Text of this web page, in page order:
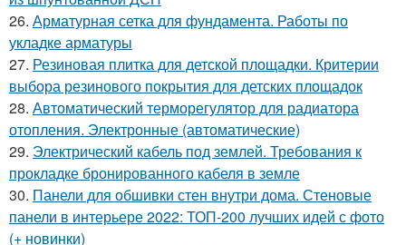
26. Арматурная сетка для фундамента. Работы по
укладке арматуры
27. Резиновая плитка для детской площадки. Критерии
выбора резинового покрытия для детских площадок
28. Автоматический терморегулятор для радиатора
отопления. Электронные (автоматические)
29. Электрический кабель под землей. Требования к
прокладке бронированного кабеля в земле
30. Панели для обшивки стен внутри дома. Стеновые
панели в интерьере 2022: ТОП-200 лучших идей с фото
(+ новинки)